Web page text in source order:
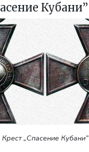
Кубани”
Крест „Спасение Кубани”